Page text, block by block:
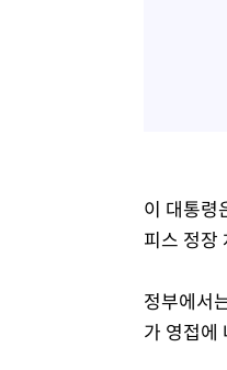
이 대통령
피스 정장
정부에서
가 영접에